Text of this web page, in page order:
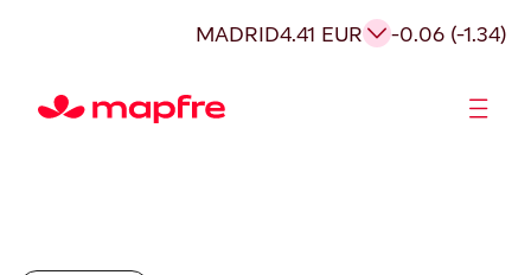
MADRID4.41 EUR -0.06 (-1.34)